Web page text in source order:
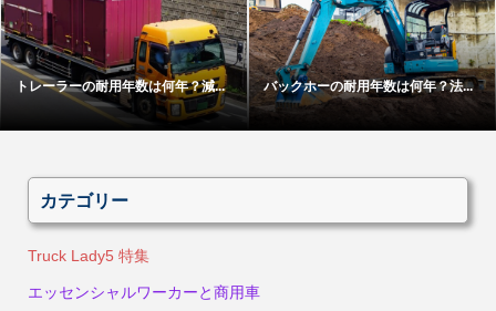
トレーラーの耐用年数は何年？減... バックホーの耐用年数は何年？法...
カテゴリー
Truck Lady5 特集
エッセンシャルワーカーと商用車